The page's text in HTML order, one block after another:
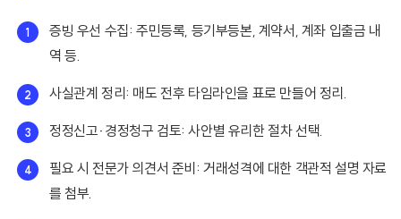
증빙 우선 수집: 주민등록, 등기부등본, 계약서, 계좌 입출금 내
역 등.
사실관계 정리: 매도 전후 타임라인을 표로 만들어 정리.
정정신고·경정청구 검토: 사안별 유리한 절차 선택.
필요 시 전문가 의견서 준비: 거래성격에 대한 객관적 설명 자료
를 첨부.